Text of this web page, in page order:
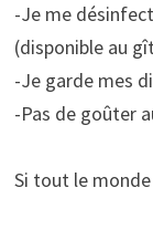
-Je me
(disponible au
-Je garde mes
-Pas de goûter
Si tout le